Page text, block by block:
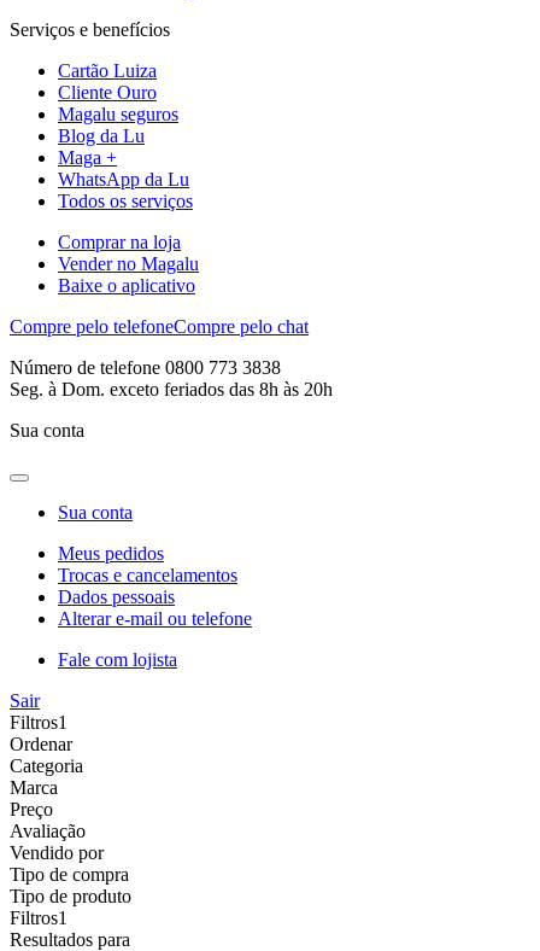
Serviços e benefícios
Cartão Luiza
Cliente Ouro
Magalu seguros
Blog da Lu
Maga +
WhatsApp da Lu
Todos os serviços
Comprar na loja
Vender no Magalu
Baixe o aplicativo
Compre pelo telefoneCompre pelo chat
Número de telefone 0800 773 3838
Seg. à Dom. exceto feriados das 8h às 20h
Sua conta
Sua conta
Meus pedidos
Trocas e cancelamentos
Dados pessoais
Alterar e-mail ou telefone
Fale com lojista
Sair
Filtros1
Ordenar
Categoria
Marca
Preço
Avaliação
Vendido por
Tipo de compra
Tipo de produto
Filtros1
Resultados para